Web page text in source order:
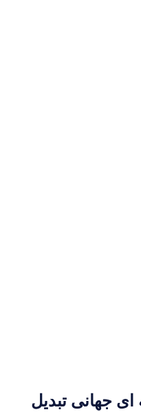
ای جهانی تبدیل